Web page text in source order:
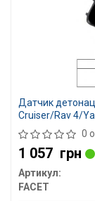
Датчик
Cruiser/Rav 4/
0
1 057 грн
Артикул:
FACET